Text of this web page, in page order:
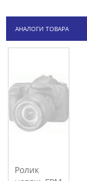
АНАЛОГИ ТОВАРА
Ролик